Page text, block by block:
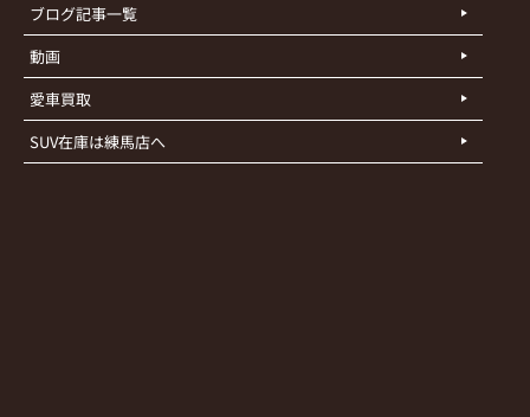
ブログ記事一覧
動画
愛車買取
SUV在庫は練馬店へ